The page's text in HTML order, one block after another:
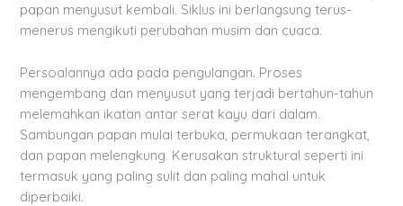
papan menyusut kembali. Siklus ini berlangsung terus-
menerus mengikuti perubahan musim dan cuaca.
Persoalannya ada pada pengulangan. Proses
mengembang dan menyusut yang terjadi bertahun-tahun
melemahkan ikatan antar serat kayu dari dalam.
Sambungan papan mulai terbuka, permukaan terangkat,
dan papan melengkung. Kerusakan struktural seperti ini
termasuk yang paling sulit dan paling mahal untuk
diperbaiki.